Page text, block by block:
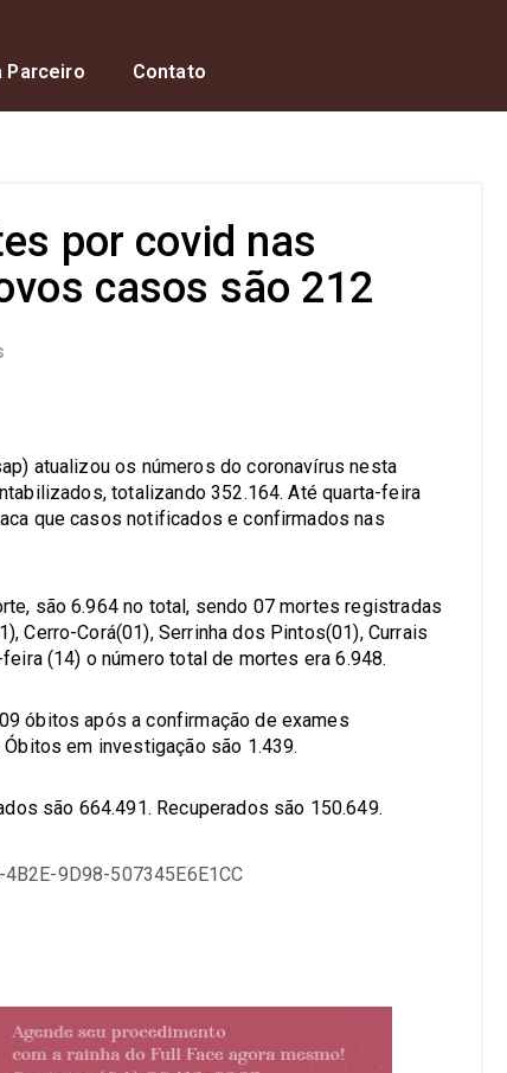
Parceiro Contato
por covid nas
casos são 212
atualizou os números do coronavírus nesta
totalizando 352.164. Até quarta-feira
que casos notificados e confirmados nas
são 6.964 no total, sendo 07 mortes registradas
Cerro-Corá(01), Serrinha dos Pintos(01), Currais
(14) o número total de mortes era 6.948.
óbitos após a confirmação de exames
em investigação são 1.439.
são 664.491. Recuperados são 150.649.